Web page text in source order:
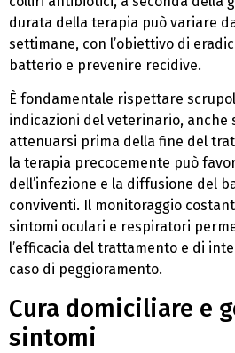
durata della terapia può variare
settimane, con l’obiettivo di
batterio e prevenire recidive.
È fondamentale rispettare
indicazioni del veterinario, anche
attenuarsi prima della fine del
la terapia precocemente può
dell’infezione e la diffusione del
conviventi. Il monitoraggio
sintomi oculari e respiratori
l’efficacia del trattamento e di
caso di peggioramento.
Cura domiciliare e
sintomi